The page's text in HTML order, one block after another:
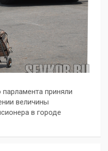
приняли
величины
в городе